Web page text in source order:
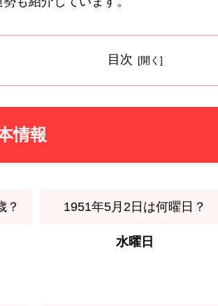
目次
情報
？ 1951年5月2日は何曜日？
水曜日